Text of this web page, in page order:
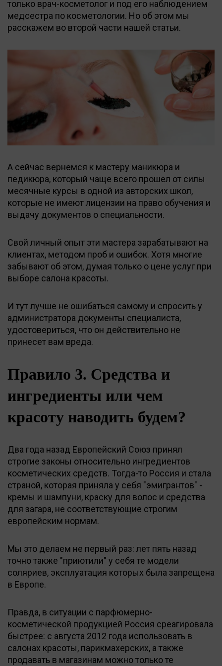
только врач-косметолог и под его наблюдением
медсестра по косметологии. Но об этом мы
расскажем во второй части нашей статьи.
А сейчас вернемся к мастеру маникюра и
педикюра, который чаще всего прошел от силы
месячные курсы в одной из авторских школ,
которые не имеют лицензии на право обучения и
выдачу документов о специальности.
Свой личный опыт эти мастера зарабатывают на
клиентах, методом проб и ошибок. Хотя многие
забывают об этом, думая только о цене услуг при
выборе салона красоты.
И тут лучше не ошибаться самому и спросить у
администратора документы специалиста,
удостовериться, что он действительно не
принесет вам вреда.
Правило 3. Средства и
ингредиенты или чем
красоту наводить будем?
Два года назад Европейский Союз принял
строгие законы относительно ингредиентов
косметических средств. Тогда-то Россия и стала
страной, которая приняла у себя "эмигрантов" -
кремы и шампуни, краску для волос и средства
для загара, не соответствующие строгим
европейским нормам.
Мы это делаем не первый раз: лет пять назад
точно также "приютили" у себя те модели
соляриев, эксплуатация которых была запрещена
в Европе.
Правда, в ситуации с парфюмерно-
косметической продукцией Россия среагировала
быстрее: с августа 2012 года использовать в
салонах красоты, парикмахерских, а также
продавать в магазинам можно только те